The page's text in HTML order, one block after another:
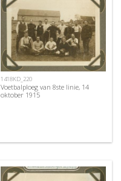
1418KD_220
Voetbalploeg van 8ste linie, 14
oktober 1915